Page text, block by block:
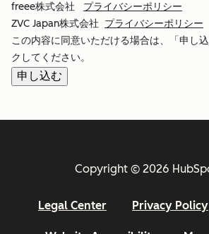
freee株式会社 プライバシーポリシー
ZVC Japan株式会社 プライバシーポリシー
この内容に同意いただける場合は、「申し
クしてください。
Copyright © 2026
Legal Center Privacy Policy